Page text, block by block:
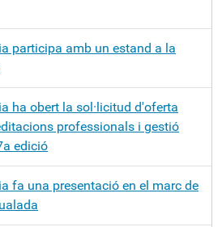
participa amb un estand a la
ha obert la sol·licitud d'oferta
professionals i gestió
edició
fa una presentació en el marc de